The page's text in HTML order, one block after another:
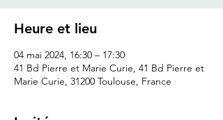
Heure et lieu
04 mai 2024, 16:30 – 17:30
41 Bd Pierre et Marie Curie, 41 Bd Pierre et
Marie Curie, 31200 Toulouse, France